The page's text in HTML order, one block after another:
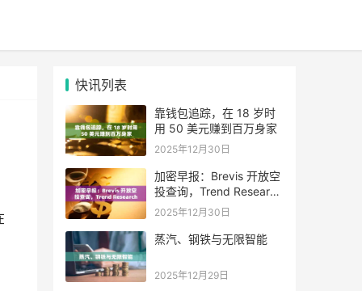
快讯列表
靠钱包追踪，在 18 岁时
用 50 美元赚到百万身家
2025年12月30日
加密早报：Brevis 开放空
投查询，Trend Research
单日增持超 4.6 万枚 ETH
2025年12月30日
蒸汽、钢铁与无限智能
2025年12月29日